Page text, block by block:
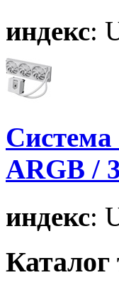
индекс:
Система
ARGB /
индекс:
Каталог